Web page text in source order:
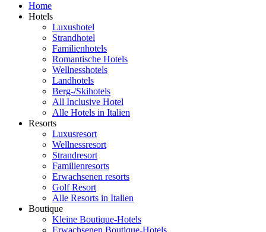
Home
Hotels
Luxushotel
Strandhotel
Familienhotels
Romantische Hotels
Wellnesshotels
Landhotels
Berg-/Skihotels
All Inclusive Hotel
Alle Hotels in Italien
Resorts
Luxusresort
Wellnessresort
Strandresort
Familienresorts
Erwachsenen resorts
Golf Resort
Alle Resorts in Italien
Boutique
Kleine Boutique-Hotels
Erwachsenen Boutique-Hotels